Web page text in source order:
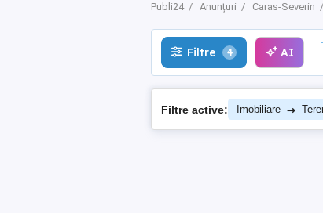
Publi24 Anunțuri Caras-Severin
Filtre 4 AI
Filtre active: Imobiliare →